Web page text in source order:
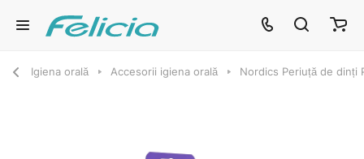
Igiena orală Accesorii igiena orală Nordics Periuță de dinți